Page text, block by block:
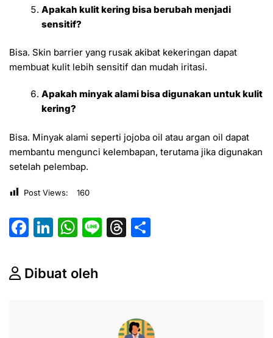
Apakah kulit kering bisa berubah menjadi
sensitif?
Bisa. Skin barrier yang rusak akibat kekeringan dapat
membuat kulit lebih sensitif dan mudah iritasi.
Apakah minyak alami bisa digunakan untuk kulit
kering?
Bisa. Minyak alami seperti jojoba oil atau argan oil dapat
membantu mengunci kelembapan, terutama jika digunakan
setelah pelembap.
Post Views: 160
F
c
e
Li
k
e
W
at
s
Li T
s
Dibuat oleh